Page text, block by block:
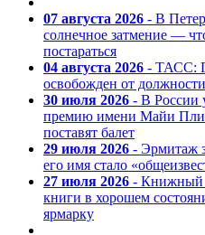
07 августа 2026 - В
солнечное затмение —
постараться
04 августа 2026 - ТАСС:
освобожден от
30 июля 2026 - В России
премию имени Майи
поставят балет
29 июля 2026 - Эрмитаж
его имя стало
27 июля 2026 - Книжный
книги в хорошем
ярмарку